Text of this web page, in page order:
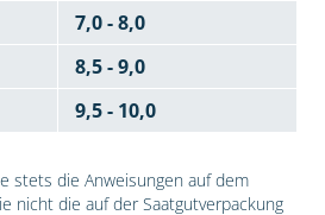
7,0 - 8,0
8,5 - 9,0
9,5 - 10,0
stets die Anweisungen auf dem
nicht die auf der Saatgutverpackung